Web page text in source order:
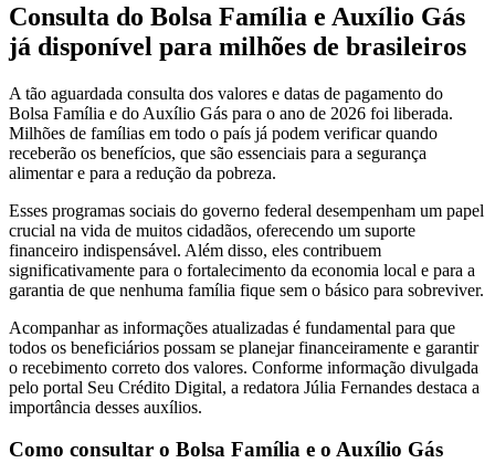
Consulta do Bolsa Família e Auxílio Gás
já disponível para milhões de brasileiros
A tão aguardada consulta dos valores e datas de pagamento do
Bolsa Família e do Auxílio Gás para o ano de 2026 foi liberada.
Milhões de famílias em todo o país já podem verificar quando
receberão os benefícios, que são essenciais para a segurança
alimentar e para a redução da pobreza.
Esses programas sociais do governo federal desempenham um papel
crucial na vida de muitos cidadãos, oferecendo um suporte
financeiro indispensável. Além disso, eles contribuem
significativamente para o fortalecimento da economia local e para a
garantia de que nenhuma família fique sem o básico para sobreviver.
Acompanhar as informações atualizadas é fundamental para que
todos os beneficiários possam se planejar financeiramente e garantir
o recebimento correto dos valores. Conforme informação divulgada
pelo portal Seu Crédito Digital, a redatora Júlia Fernandes destaca a
importância desses auxílios.
Como consultar o Bolsa Família e o Auxílio Gás